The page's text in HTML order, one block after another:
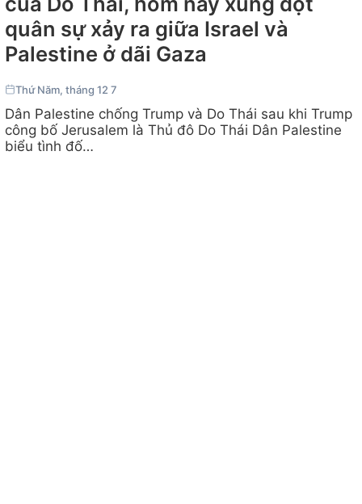
quân sự xảy ra giữa Israel và
Palestine ở dãi Gaza
Thứ Năm, tháng 12 7
Dân Palestine chống Trump và Do Thái sau khi Trump
công bố Jerusalem là Thủ đô Do Thái Dân Palestine
biểu tình đố…